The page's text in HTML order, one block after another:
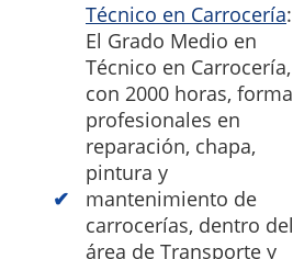
Técnico en Carrocería:
El Grado Medio en
Técnico en Carrocería,
con 2000 horas, forma
profesionales en
reparación, chapa,
pintura y
mantenimiento de
carrocerías, dentro del
área de Transporte y